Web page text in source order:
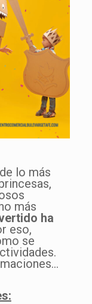
lo más
más
ha
eso,
se